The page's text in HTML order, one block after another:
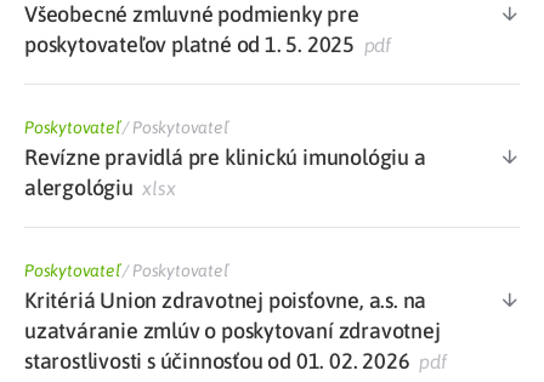
Všeobecné zmluvné podmienky pre
poskytovateľov platné od 1. 5. 2025 pdf
Poskytovateľ/Poskytovateľ
Revízne pravidlá pre klinickú imunológiu a
alergológiu xlsx
Poskytovateľ/Poskytovateľ
Kritériá Union zdravotnej poisťovne, a.s. na
uzatváranie zmlúv o poskytovaní zdravotnej
starostlivosti s účinnosťou od 01. 02. 2026 pdf